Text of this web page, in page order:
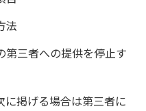
法
第三者への提供を停止す
に掲げる場合は第三者に